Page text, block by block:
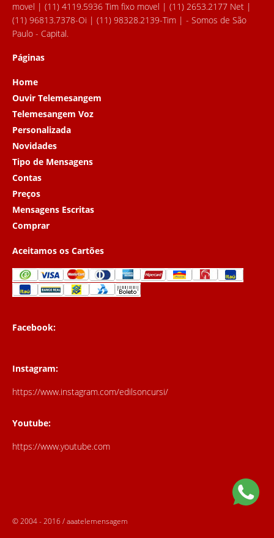
movel | (11) 4119.5936 Tim fixo movel | (11) 2653.2177 Net |
(11) 96813.7378-Oi | (11) 98328.2139-Tim | - Somos de São
Paulo - Capital.
Páginas
Home
Ouvir Telemesangem
Telemesangem Voz
Personalizada
Novidades
Tipo de Mensagens
Contas
Preços
Mensagens Escritas
Comprar
Aceitamos os Cartões
Facebook:
Instagram:
https://www.instagram.com/edilsoncursi/
Youtube:
https://www.youtube.com
© 2004 - 2016 / aaatelemensagem